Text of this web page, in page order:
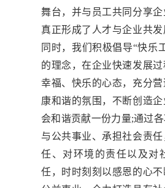
舞台，并与员工共同分享企
真正形成了人才与企业共发
同时，我们积极倡导“快乐
的理念，在企业快速发展
幸福、快乐的心态，充分
康和谐的氛围，不断创造
会和谐贡献一份力量;通过
与公共事业、承担社会责
任、对环境的责任以及对
任，时时刻刻以感恩的心